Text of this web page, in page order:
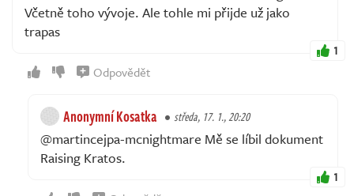
Včetně toho vývoje. Ale tohle mi přijde už jako
trapas
1
Odpovědět
Anonymní Kosatka středa, 17. 1., 20:20
@martincejpa-mcnightmare Mě se líbil dokument
Raising Kratos.
1